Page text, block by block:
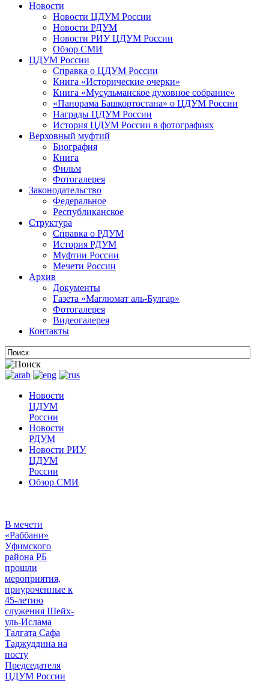
Новости
Новости ЦДУМ России
Новости РДУМ
Новости РИУ ЦДУМ России
Обзор СМИ
ЦДУМ России
Справка о ЦДУМ России
Книга «Исторические очерки»
Книга «Мусульманское духовное собрание»
«Панорама Башкортостана» о ЦДУМ России
Награды ЦДУМ России
История ЦДУМ России в фотографиях
Верховный муфтий
Биография
Книга
Фильм
Фотогалерея
Законодательство
Федеральное
Республиканское
Структура
Справка о РДУМ
История РДУМ
Муфтии России
Мечети России
Архив
Документы
Газета «Маглюмат аль-Булгар»
Фотогалерея
Видеогалерея
Контакты
Новости
ЦДУМ
России
Новости
РДУМ
Новости РИУ
ЦДУМ
России
Обзор СМИ
В мечети
«Раббани»
Уфимского
района РБ
прошли
мероприятия,
приуроченные к
45-летию
служения Шейх-
уль-Ислама
Талгата Сафа
Таджуддина на
посту
Председателя
ЦДУМ России